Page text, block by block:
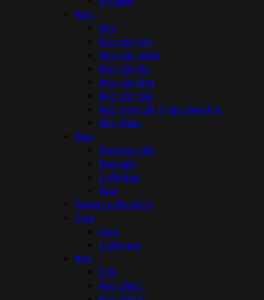
Kéo
Kéo
Kéo cắt tôn
Kéo cắt cành
Kéo cắt tỉa
Kéo cắt ống
Kéo cắt cáp
Kéo, kìm cắt thép cộng lực
Kéo khác
Dao
Dao rọc giấy
Dao gấp
Lưỡi dao
Dao
Dụng cụ đa năng
Cưa
Cưa
Lưỡi cưa
Kẹp
Ê tô
Kẹp chữ C